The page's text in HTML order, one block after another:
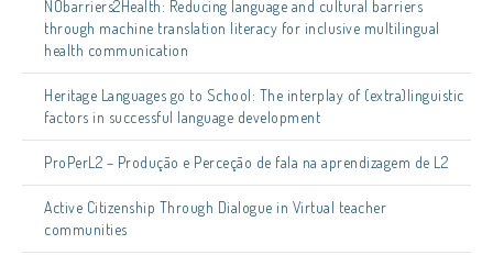
NObarriers2Health: Reducing language and cultural barriers
through machine translation literacy for inclusive multilingual
health communication
Heritage Languages go to School: The interplay of (extra)linguistic
factors in successful language development
ProPerL2 – Produção e Perceção de fala na aprendizagem de L2
Active Citizenship Through Dialogue in Virtual teacher
communities